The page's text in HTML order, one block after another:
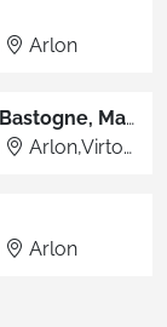
Arlon
Médecins urgentistes (M/F) - Arlon, Bastogne, Marche et Libramont
Arlon,Virton,Libramont,Bertrix,Bastogne,Marche
Arlon